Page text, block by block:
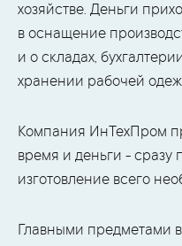
хозяйстве. Деньги
в оснащение
и о складах,
хранении рабочей
Компания ИнТехПром
время и деньги - сразу
изготовление всего
Главными предметами